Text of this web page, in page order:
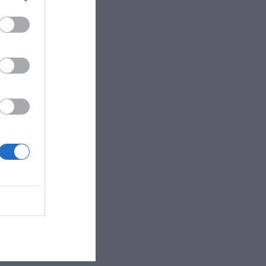
breve distanza ..."
in una moderna ..."
al confine tra ..."
dimora del..."
e dotata..."